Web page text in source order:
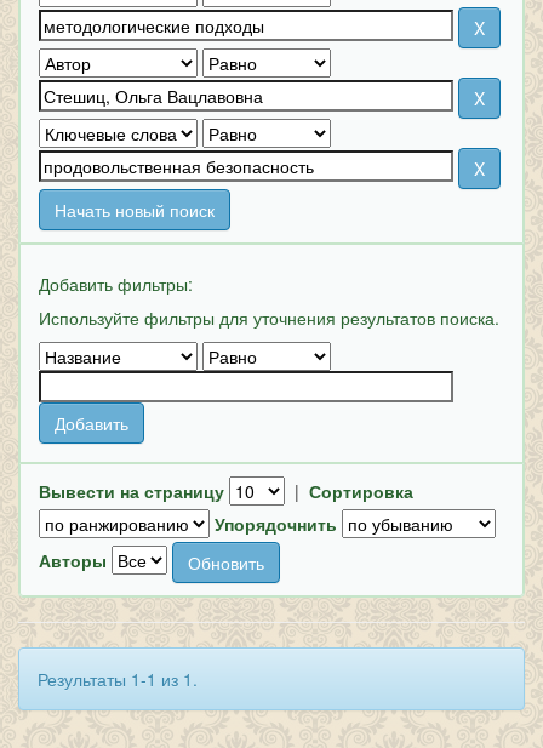
Начать новый поиск
Добавить фильтры:
Используйте фильтры для уточнения результатов поиска.
Вывести на страницу | Сортировка
Упорядочнить
Авторы
Результаты 1-1 из 1.